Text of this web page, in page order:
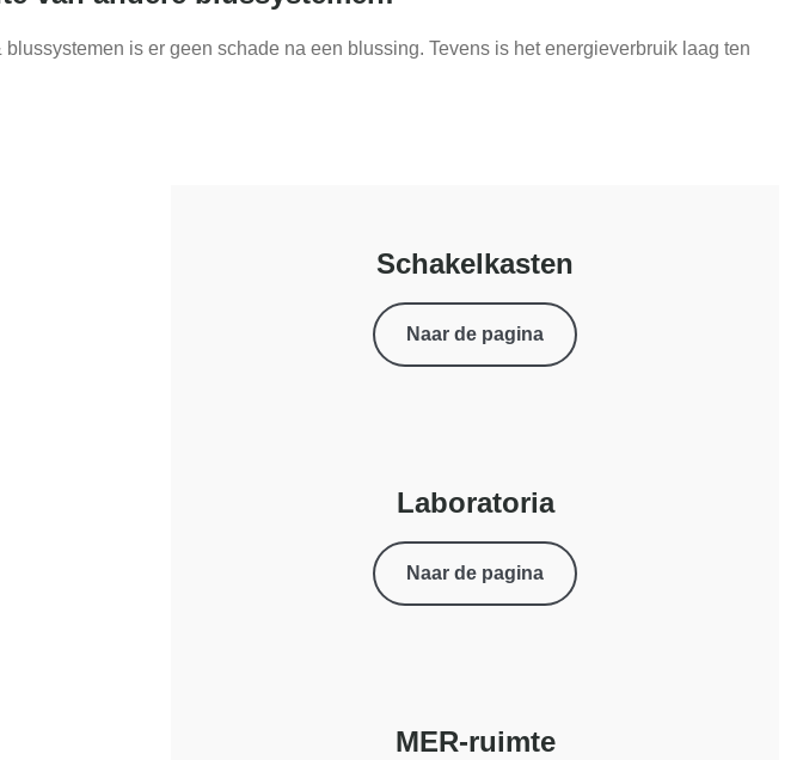
is er geen schade na een blussing. Tevens is het energieverbruik laag ten
Schakelkasten
Naar de pagina
Laboratoria
Naar de pagina
MER-ruimte